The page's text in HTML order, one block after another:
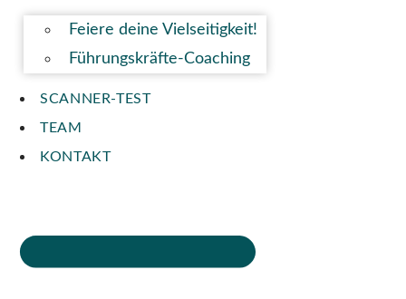
Feiere deine Vielseitigkeit!
Führungskräfte-Coaching
SCANNER-TEST
TEAM
KONTAKT